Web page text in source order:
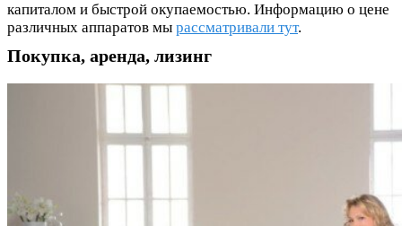
капиталом и быстрой окупаемостью. Информацию о цене
различных аппаратов мы рассматривали тут.
Покупка, аренда, лизинг